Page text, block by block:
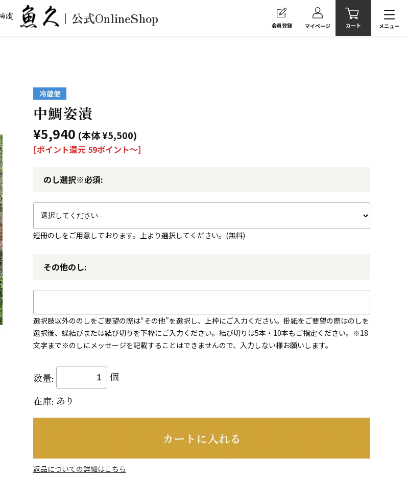
｜公式OnlineShop 会員登録 マイページ カート メニュー
中鯛姿漬
¥5,940 (本体 ¥5,500)
[ポイント還元 59ポイント〜]
のし選択※必須:
短冊のしをご用意しております。上より選択してください。(無料)
その他のし:
選択肢以外ののしをご要望の際は“その他”を選択し、上枠にご入力ください。掛紙をご要望の際はのしを
選択後、蝶結びまたは結び切りを下枠にご入力ください。結び切りは5本・10本もご指定ください。※18
文字まで※のしにメッセージを記載することはできませんので、入力しない様お願いします。
数量:
個
在庫: あり
返品についての詳細はこちら